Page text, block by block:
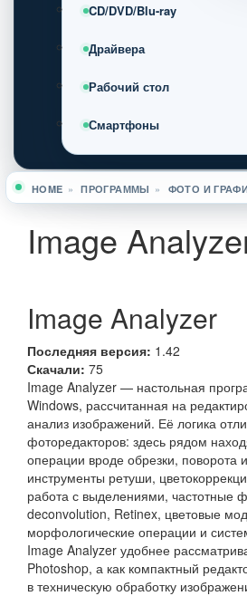
CD/DVD/Blu-ray
Драйвера
Рабочий стол
Смартфоны
Вы здесь
HOME » ПРОГРАММЫ » ФОТО И
Image
Image Analyzer
Последняя версия: 1.42
Скачали: 75
Image Analyzer — настольная
Windows, рассчитанная на
анализ изображений. Её логика
фоторедакторов: здесь рядом
операции вроде обрезки, поворота
инструменты ретуши,
работа с выделениями, частотные
deconvolution, Retinex, цветовые
морфологические операции и
Image Analyzer удобнее
Photoshop, а как компактный
в техническую обработку